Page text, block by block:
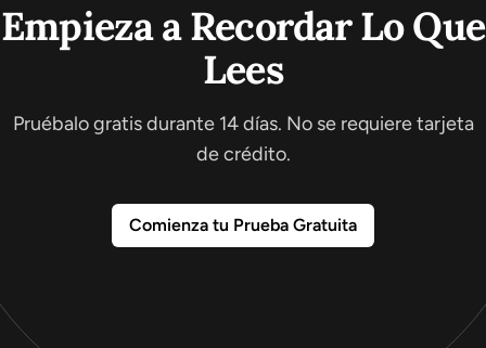
Empieza a Recordar Lo Que
Lees
Pruébalo gratis durante 14 días. No se requiere tarjeta
de crédito.
Comienza tu Prueba Gratuita